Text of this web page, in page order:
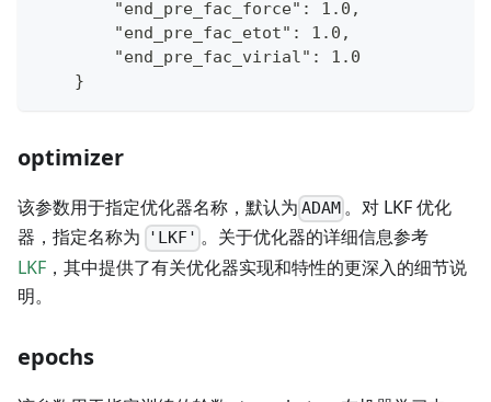
        "end_pre_fac_force": 1.0,
        "end_pre_fac_etot": 1.0,
        "end_pre_fac_virial": 1.0
    }
optimizer
该参数用于指定优化器名称，默认为 ADAM 。对 LKF 优化
器，指定名称为
'LKF' 。关于优化器的详细信息参考
LKF ，其中提供了有关优化器实现和特性的更深入的细节说
明。
epochs